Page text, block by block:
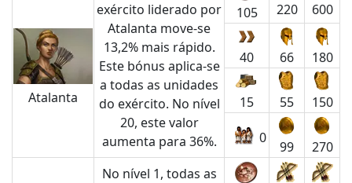
Atalanta
exército liderado por
Atalanta move-se
13,2% mais rápido.
Este bónus aplica-se
a todas as unidades
do exército. No nível
20, este valor
aumenta para 36%.
105 220 600
40 66 180
15 55 150
0
99 270
No nível 1, todas as